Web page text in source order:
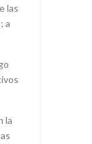
las
a
la